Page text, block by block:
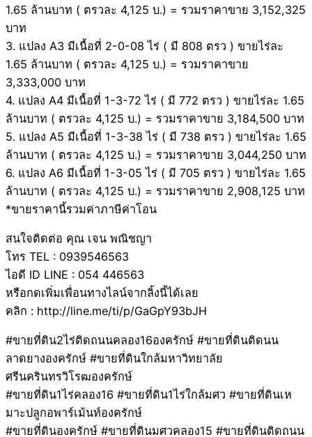
1.65 ล้านบาท ( ตรวละ 4,125 บ.) = รวมราคาขาย 3,152,325
บาท
3. แปลง A3 มีเนื้อที่ 2-0-08 ไร่ ( มี 808 ตรว ) ขายไร่ละ
1.65 ล้านบาท ( ตรวละ 4,125 บ.) = รวมราคาขาย
3,333,000 บาท
4. แปลง A4 มีเนื้อที่ 1-3-72 ไร่ ( มี 772 ตรว ) ขายไร่ละ 1.65
ล้านบาท ( ตรวละ 4,125 บ.) = รวมราคาขาย 3,184,500 บาท
5. แปลง A5 มีเนื้อที่ 1-3-38 ไร่ ( มี 738 ตรว ) ขายไร่ละ 1.65
ล้านบาท ( ตรวละ 4,125 บ.) = รวมราคาขาย 3,044,250 บาท
6. แปลง A6 มีเนื้อที่ 1-3-05 ไร่ ( มี 705 ตรว ) ขายไร่ละ 1.65
ล้านบาท ( ตรวละ 4,125 บ.) = รวมราคาขาย 2,908,125 บาท
*ขายราคานี้รวมค่าภาษีค่าโอน
สนใจติดต่อ คุณ เจน พณิชญา
โทร TEL : 0939546563
ไอดี ID LINE : 054 446563
หรือกดเพิ่มเพื่อนทางไลน์จากลิ้งนี้ได้เลย
คลิก : http://line.me/ti/p/GaGpY93bJH
#ขายที่ดิน2ไร่ติดถนนคลอง16องครักษ์ #ขายที่ดินติดนน
ลาดยางองครักษ์ #ขายที่ดินใกล้มหาวิทยาลัย
ศรีนครินทรวิโรฒองครักษ์
#ขายที่ดิน1ไร่คลอง16 #ขายที่ดิน1ไร่ใกล้มศว #ขายที่ดินเห
มาะปลูกอพาร์เม้นท์องครักษ์
#ขายที่ดินองครักษ์ #ขายที่ดินมศวคลอง15 #ขายที่ดินติดถนน